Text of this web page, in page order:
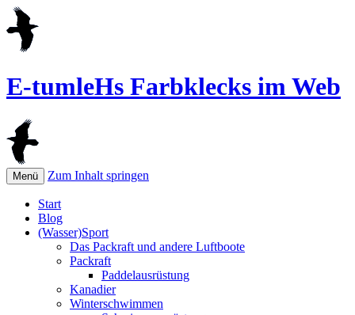
E-tumleHs Farbklecks im Web
Menü Zum Inhalt springen
Start
Blog
(Wasser)Sport
Das Packraft und andere Luftboote
Packraft
Paddelausrüstung
Kanadier
Winterschwimmen